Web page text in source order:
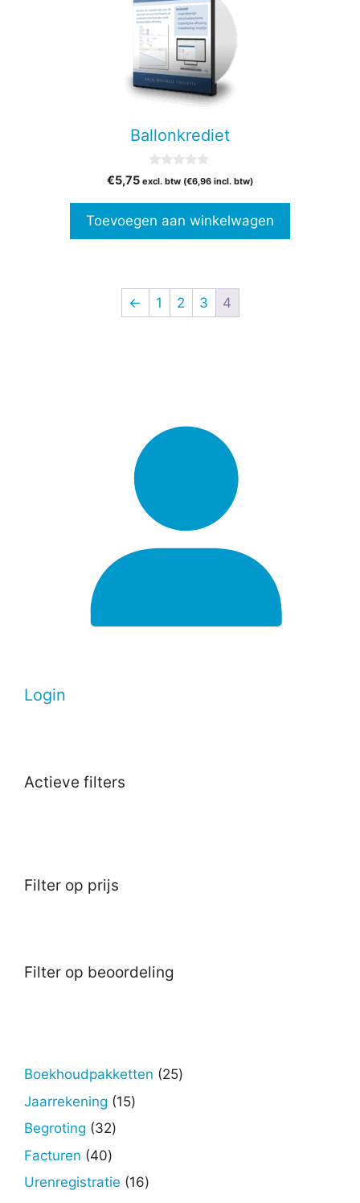
Ballonkrediet
v
5
€5,75 excl. btw (€6,96 incl. btw)
Toevoegen aan winkelwagen
← 1 2 3 4
Login
Actieve filters
Filter op prijs
Filter op beoordeling
Boekhoudpakketten 2525
Jaarrekening 1515
Begroting 3232
Facturen 4040
producten
Urenregistratie 1616